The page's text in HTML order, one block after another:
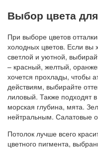
Выбор цвета
При выборе цветов
холодных цветов. Если вы
светлой и уютной,
– красный, желтый,
хочется прохлады, чтобы
действиям, выбирайте
лиловый. Также подходят
морская глубина, мята.
нейтральным. Салатовые
Потолок лучше всего
цветного пигмента,